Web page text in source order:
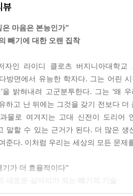
확인했다. 시간 기근은 얼마나 강력한
서 가장 흥미로운 사례를 보면, 장교
것인가’ 하는 것이다.
4장 더하고 또 더해야 성공한다는 신화
용하면 빼기의 이점을 추가로 누릴
스템을 바꾸고 나면 우리에게는 새롭
6장 변화를 창조하는 빼기의 힘」중에서
놓고 보면 다른 과목과 다를 게 전혀
뷰
은 마음은 본능인가”
빼기에 대한 오랜 집착
자인 라이디 클로츠 버지니아대학교
방면에서 유능한 학자다. 그는 어린
’을 밝혀내려 고군분투한다. 그는 ‘왜
하고 난 뒤에는 그것을 갖기 전보다 더
물로 여겨지는 고대 신전이 도리어
말할 수 있는 근거가 된다. 더 많은
준다. 이처럼 우리는 세상의 모든 문
기가 더 효율적이다”